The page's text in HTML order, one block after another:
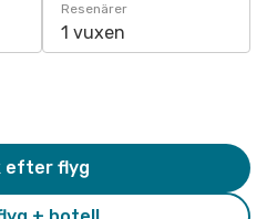
Resenärer
1 vuxen
efter flyg